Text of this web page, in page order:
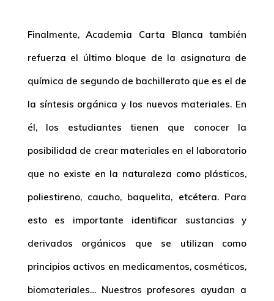
Finalmente, Academia Carta Blanca también
refuerza el último bloque de la asignatura de
química de segundo de bachillerato que es el de
la síntesis orgánica y los nuevos materiales. En
él, los estudiantes tienen que conocer la
posibilidad de crear materiales en el laboratorio
que no existe en la naturaleza como plásticos,
poliestireno, caucho, baquelita, etcétera. Para
esto es importante identificar sustancias y
derivados orgánicos que se utilizan como
principios activos en medicamentos, cosméticos,
biomateriales… Nuestros profesores ayudan a